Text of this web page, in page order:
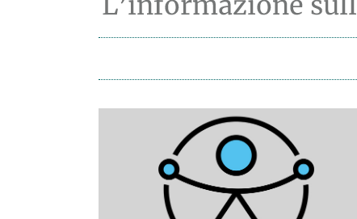
Archivio notizie